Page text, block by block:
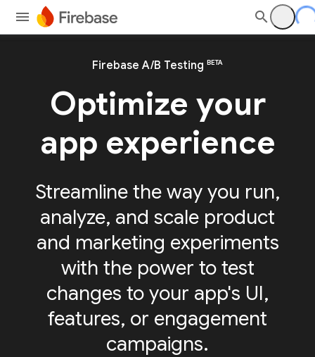
Firebase A/B Testing BETA
Optimize your
app experience
Streamline the way you run,
analyze, and scale product
and marketing experiments
with the power to test
changes to your app's UI,
features, or engagement
campaigns.